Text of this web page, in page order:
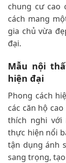
chung cư cao
cách mang
gia chủ vừa
đại.
Mẫu nội
hiện đại
Phong cách
các căn hộ
thích nghi với
thực hiện nổi
tận dụng ánh
sang trọng,